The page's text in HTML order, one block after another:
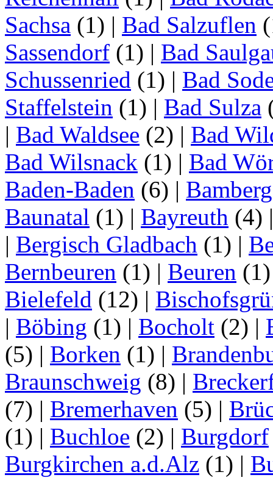
Sachsa (1) | Bad Salzuflen
Sassendorf (1) | Bad
Schussenried (1) | Bad
Staffelstein (1) | Bad Sulza
| Bad Waldsee (2) | Bad
Bad Wilsnack (1) | Bad
Baden-Baden (6) | Bamberg
Baunatal (1) | Bayreuth (4)
| Bergisch Gladbach (1) |
Bernbeuren (1) | Beuren
Bielefeld (12) |
| Böbing (1) | Bocholt (2) |
(5) | Borken (1) |
Braunschweig (8) |
(7) | Bremerhaven (5) |
(1) | Buchloe (2) | Burgdorf
Burgkirchen a.d.Alz (1) |